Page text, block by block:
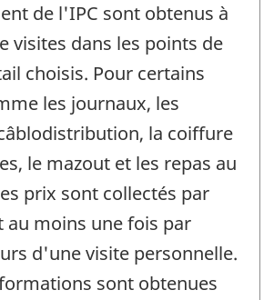
de l'IPC sont obtenus à
visites dans les points de
choisis. Pour certains
les journaux, les
la coiffure
le mazout et les repas au
prix sont collectés par
au moins une fois par
d'une visite personnelle.
sont obtenues